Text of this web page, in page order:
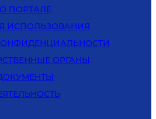
О ПОРТАЛЕ
ИСПОЛЬЗОВАНИЯ
ОРГАНЫ